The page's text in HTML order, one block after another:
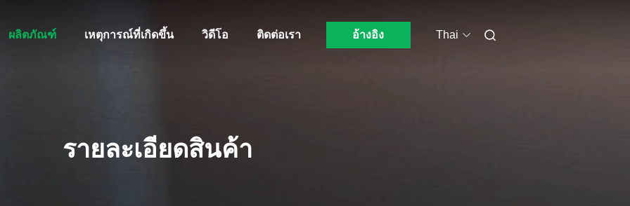
ผลิตภัณฑ์ เหตุการณ์ที่เกิดขึ้น วิดีโอ ติดต่อเรา อ้างอิง Thai
รายละเอียดสินค้า